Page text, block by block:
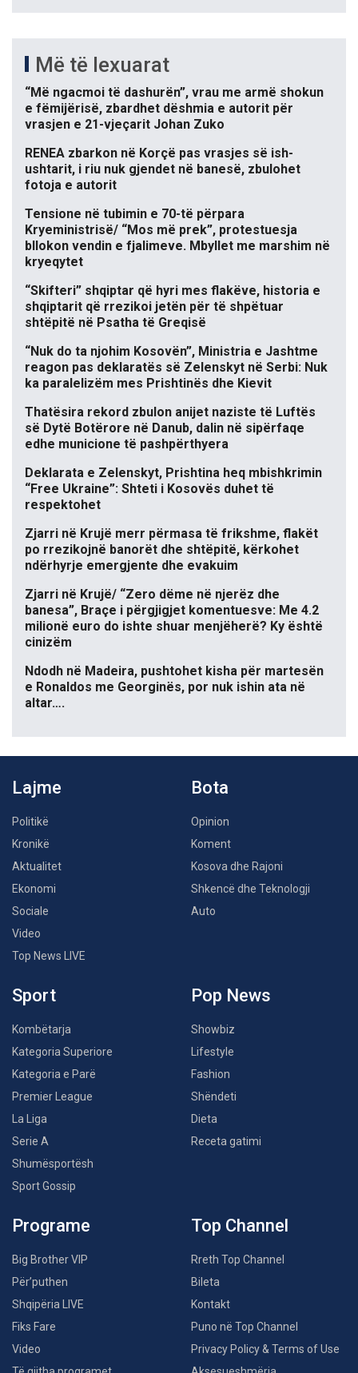
Më të lexuarat
“Më ngacmoi të dashurën”, vrau me armë shokun
e fëmijërisë, zbardhet dëshmia e autorit për
vrasjen e 21-vjeçarit Johan Zuko
RENEA zbarkon në Korçë pas vrasjes së ish-
ushtarit, i riu nuk gjendet në banesë, zbulohet
fotoja e autorit
Tensione në tubimin e 70-të përpara
Kryeministrisë/ “Mos më prek”, protestuesja
bllokon vendin e fjalimeve. Mbyllet me marshim në
kryeqytet
“Skifteri” shqiptar që hyri mes flakëve, historia e
shqiptarit që rrezikoi jetën për të shpëtuar
shtëpitë në Psatha të Greqisë
“Nuk do ta njohim Kosovën”, Ministria e Jashtme
reagon pas deklaratës së Zelenskyt në Serbi: Nuk
ka paralelizëm mes Prishtinës dhe Kievit
Thatësira rekord zbulon anijet naziste të Luftës
së Dytë Botërore në Danub, dalin në sipërfaqe
edhe municione të pashpërthyera
Deklarata e Zelenskyt, Prishtina heq mbishkrimin
“Free Ukraine”: Shteti i Kosovës duhet të
respektohet
Zjarri në Krujë merr përmasa të frikshme, flakët
po rrezikojnë banorët dhe shtëpitë, kërkohet
ndërhyrje emergjente dhe evakuim
Zjarri në Krujë/ “Zero dëme në njerëz dhe
banesa”, Braçe i përgjigjet komentuesve: Me 4.2
milionë euro do ishte shuar menjëherë? Ky është
cinizëm
Ndodh në Madeira, pushtohet kisha për martesën
e Ronaldos me Georginës, por nuk ishin ata në
altar….
Lajme
Politikë
Kronikë
Aktualitet
Ekonomi
Sociale
Video
Top News LIVE
Bota
Opinion
Koment
Kosova dhe Rajoni
Shkencë dhe Teknologji
Auto
Sport
Kombëtarja
Kategoria Superiore
Kategoria e Parë
Premier League
La Liga
Serie A
Shumësportësh
Sport Gossip
Pop News
Showbiz
Lifestyle
Fashion
Shëndeti
Dieta
Receta gatimi
Programe
Big Brother VIP
Për’puthen
Shqipëria LIVE
Fiks Fare
Video
Top Channel
Rreth Top Channel
Bileta
Kontakt
Puno në Top Channel
Privacy Policy & Terms of Use